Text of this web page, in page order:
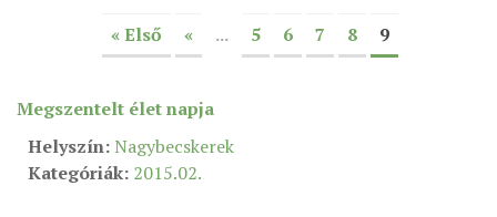
KOORDINÁLÓ BIZOTTSÁG
MUNKADOKUMENTUMOK
ZSINATI HÍREK-ÚJSÁG
« Első « ... 5 6 7 8 9
Megszentelt élet napja
Helyszín: Nagybecskerek
Kategóriák: 2015.02.